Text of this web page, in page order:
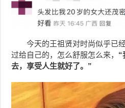
今天的王祖贤对时尚似乎已
过给自己的，怎么舒服怎么来， “
去，享受人生就好了。”